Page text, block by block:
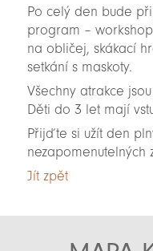
Po celý den bude
program –
na obličej, skákací
setkání s maskoty.
Všechny atrakce
Děti do 3 let mají
Přijďte si užít den
nezapomenutelných
Jít zpět